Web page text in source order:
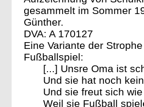
gesammelt im Sommer
Günther.
DVA: A 170127
Eine Variante der
Fußballspiel:
[...] Unsre Oma ist
Und sie hat noch
Und sie freut sich
Weil sie Fußball